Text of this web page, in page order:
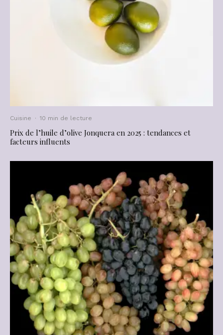
Cuisine · 10 min de lecture
Prix de l’huile d’olive Jonquera en 2025 : tendances et
facteurs influents